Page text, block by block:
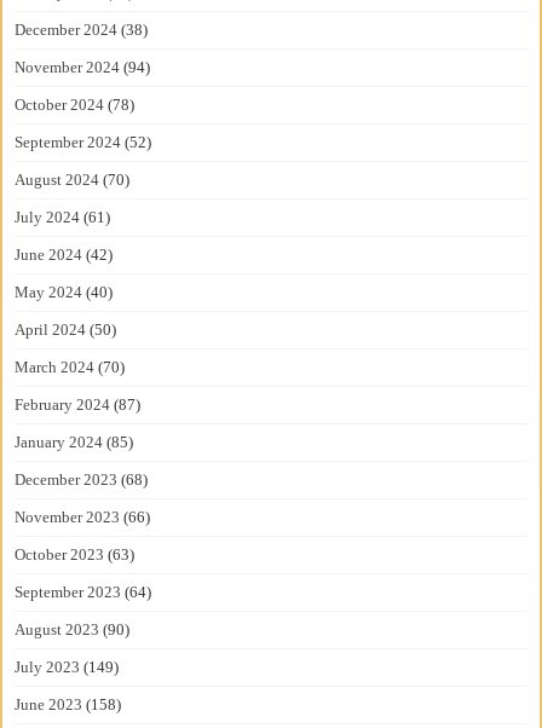
December 2024 (38)
November 2024 (94)
October 2024 (78)
September 2024 (52)
August 2024 (70)
July 2024 (61)
June 2024 (42)
May 2024 (40)
April 2024 (50)
March 2024 (70)
February 2024 (87)
January 2024 (85)
December 2023 (68)
November 2023 (66)
October 2023 (63)
September 2023 (64)
August 2023 (90)
July 2023 (149)
June 2023 (158)